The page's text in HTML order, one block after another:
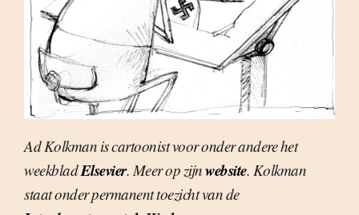
Ad Kolkman is cartoonist voor onder andere het
weekbladElsevier. Meer op zijnwebsite. Kolkman
staat onder permanent toezicht van de